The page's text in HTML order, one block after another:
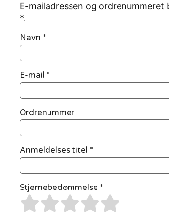
E-mailadressen og
*.
Navn *
E-mail *
Ordrenummer
Anmeldelses titel *
Stjernebedømmelse *